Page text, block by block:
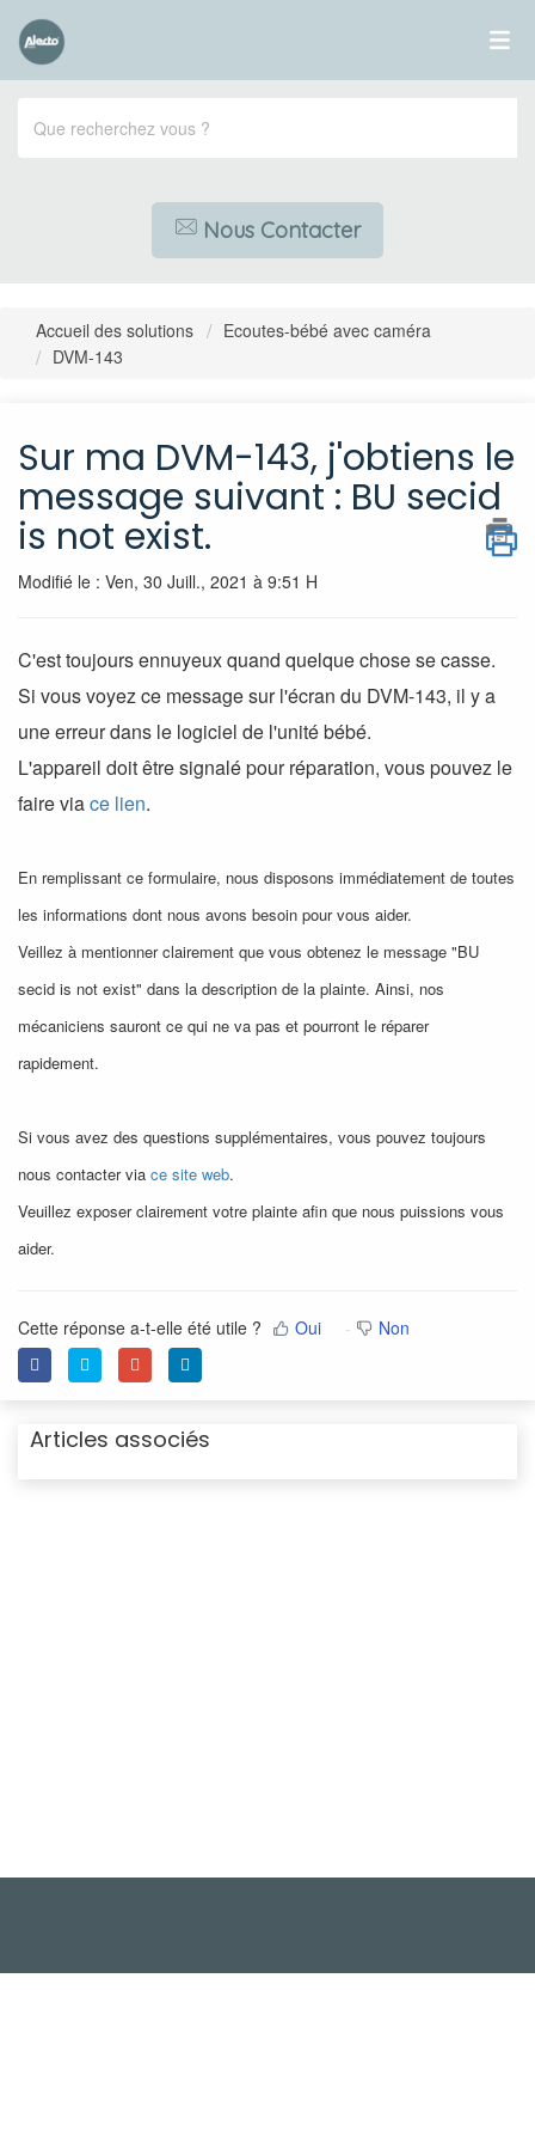
Nous Contacter
Accueil des solutions
Ecoutes-bébé avec caméra
DVM-143
Sur ma DVM-143, j'obtiens le
message suivant : BU secid
is not exist.
Modifié le : Ven, 30 Juill., 2021 à 9:51 H
C'est toujours ennuyeux quand quelque chose se casse.
Si vous voyez ce message sur l'écran du DVM-143, il y a
une erreur dans le logiciel de l'unité bébé.
L'appareil doit être signalé pour réparation, vous pouvez le
faire viace lien.
En remplissant ce formulaire, nous disposons immédiatement de toutes
les informations dont nous avons besoin pour vous aider.
Veillez à mentionner clairement que vous obtenez le message "BU
secid is not exist" dans la description de la plainte. Ainsi, nos
mécaniciens sauront ce qui ne va pas et pourront le réparer
rapidement.
Si vous avez des questions supplémentaires, vous pouvez toujours
nous contacter via ce site web.
Veuillez exposer clairement votre plainte afin que nous puissions vous
aider.
Cette réponse a-t-elle été utile ? Oui Non
Articles associés